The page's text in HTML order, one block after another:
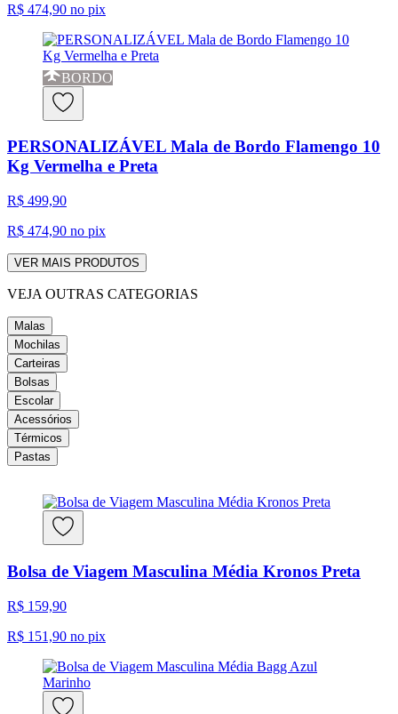
R$ 474,90 no pix
BORDO
PERSONALIZÁVEL Mala de Bordo Flamengo 10
Kg Vermelha e Preta
R$ 499,90
R$ 474,90 no pix
VER MAIS PRODUTOS
VEJA OUTRAS CATEGORIAS
Malas
Mochilas
Carteiras
Bolsas
Escolar
Acessórios
Térmicos
Pastas
Bolsa de Viagem Masculina Média Kronos Preta
R$ 159,90
R$ 151,90 no pix